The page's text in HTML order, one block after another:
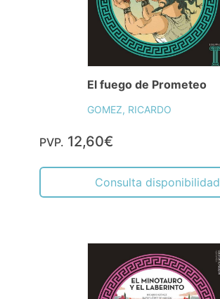
El fuego de Prometeo
GOMEZ, RICARDO
PVP. 12,60€
Consulta disponibilidad